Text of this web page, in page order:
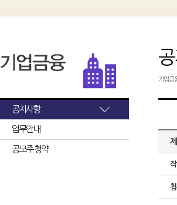
공지사항
업무안내
공모주 청약
기업금